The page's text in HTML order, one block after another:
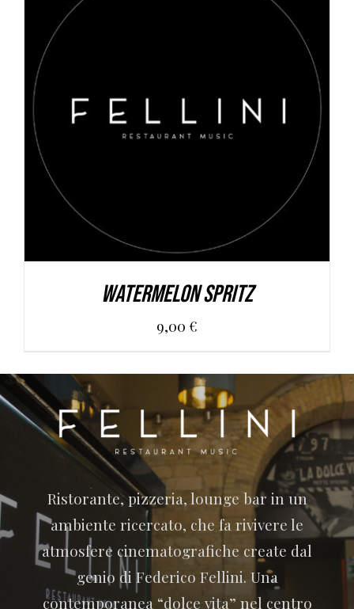
AGGIUNGI AL CARRELLO DETAILS
Watermelon Spritz
9,00 €
Ristorante, pizzeria, lounge bar in un
ambiente ricercato, che fa rivivere le
atmosfere cinematografiche create dal
genio di Federico Fellini. Una
contemporanea “dolce vita” nel centro